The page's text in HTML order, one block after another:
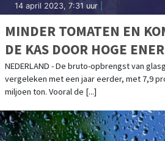
14 april 2023, 7:31 uur
MINDER TOMATEN EN
DE KAS DOOR HOGE
NEDERLAND - De bruto-opbrengst van
vergeleken met een jaar eerder, met 7,9
miljoen ton. Vooral de [...]